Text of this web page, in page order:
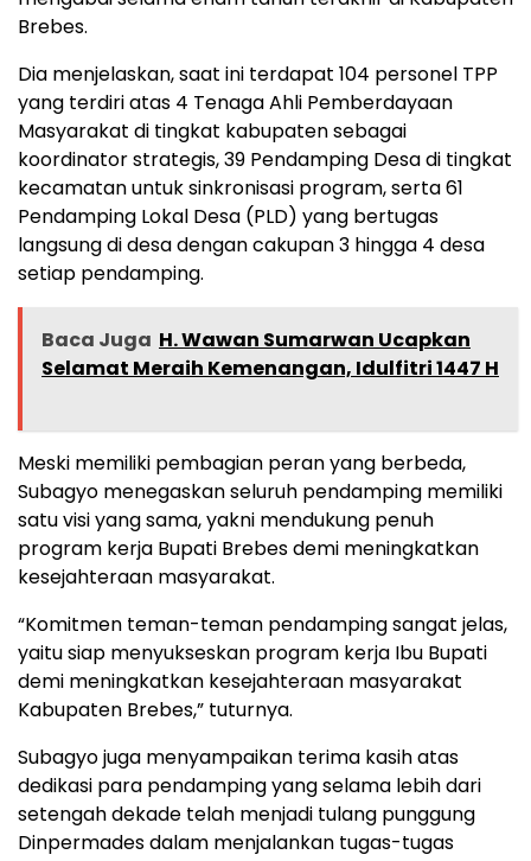
Brebes.
Dia menjelaskan, saat ini terdapat 104 personel TPP
yang terdiri atas 4 Tenaga Ahli Pemberdayaan
Masyarakat di tingkat kabupaten sebagai
koordinator strategis, 39 Pendamping Desa di tingkat
kecamatan untuk sinkronisasi program, serta 61
Pendamping Lokal Desa (PLD) yang bertugas
langsung di desa dengan cakupan 3 hingga 4 desa
setiap pendamping.
Baca Juga H. Wawan Sumarwan Ucapkan
Selamat Meraih Kemenangan, Idulfitri 1447 H
Meski memiliki pembagian peran yang berbeda,
Subagyo menegaskan seluruh pendamping memiliki
satu visi yang sama, yakni mendukung penuh
program kerja Bupati Brebes demi meningkatkan
kesejahteraan masyarakat.
“Komitmen teman-teman pendamping sangat jelas,
yaitu siap menyukseskan program kerja Ibu Bupati
demi meningkatkan kesejahteraan masyarakat
Kabupaten Brebes,” tuturnya.
Subagyo juga menyampaikan terima kasih atas
dedikasi para pendamping yang selama lebih dari
setengah dekade telah menjadi tulang punggung
Dinpermades dalam menjalankan tugas-tugas